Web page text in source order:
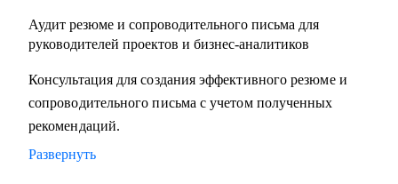
• Консультации при смене профиля деятельности.
• Помощь в выборе обучающих материалов.
Кому могу помочь:
• Руководителям проектов.
Аудит резюме и сопроводительного письма для
руководителей проектов и бизнес-аналитиков
Консультация для создания эффективного резюме и
сопроводительного письма с учетом полученных
рекомендаций.
Развернуть